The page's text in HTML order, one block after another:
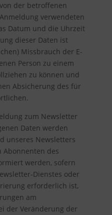
der betroffenen
verwendeten
Datum und die Uhrzeit
dieser Daten ist
Missbrauch der E-
Person zu einem
zu können und
Absicherung des für
zum Newsletter
Daten werden
unseres Newsletters
Abonnenten des
werden, sofern
Dienstes oder
erforderlich ist,
am
der Veränderung der